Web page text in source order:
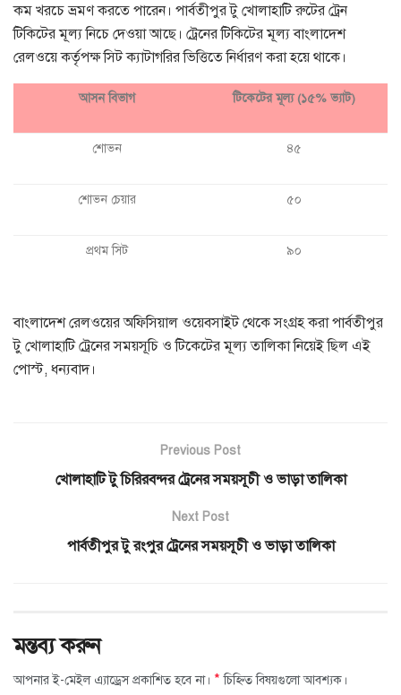
কম খরচে ভ্রমণ করতে পারেন। পার্বতীপুর টু খোলাহাটি রুটের ট্রেন
টিকিটের মূল্য নিচে দেওয়া আছে। ট্রেনের টিকিটের মূল্য বাংলাদেশ
রেলওয়ে কর্তৃপক্ষ সিট ক্যাটাগরির ভিত্তিতে নির্ধারণ করা হয়ে থাকে।
আসন বিভাগ টিকেটের মূল্য (১৫% ভ্যাট)
শোভন ৪৫
শোভন চেয়ার ৫০
প্রথম সিট ৯০
বাংলাদেশ রেলওয়ের অফিসিয়াল ওয়েবসাইট থেকে সংগ্রহ করা পার্বতীপুর
টু খোলাহাটি ট্রেনের সময়সূচি ও টিকেটের মূল্য তালিকা নিয়েই ছিল এই
পোস্ট, ধন্যবাদ।
Previous Post
খোলাহাটি টু চিরিরবন্দর ট্রেনের সময়সূচী ও ভাড়া তালিকা
Next Post
পার্বতীপুর টু রংপুর ট্রেনের সময়সূচী ও ভাড়া তালিকা
মন্তব্য করুন
আপনার ই-মেইল এ্যাড্রেস প্রকাশিত হবে না। * চিহ্নিত বিষয়গুলো আবশ্যক।